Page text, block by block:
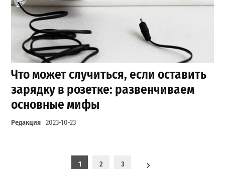
Что может случиться, если оставить
зарядку в розетке: развенчиваем
основные мифы
Редакция 2023-10-23
Пагинация записей
1 2 3